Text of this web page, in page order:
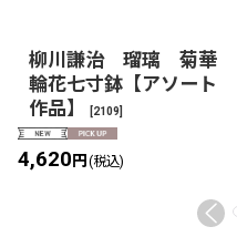
柳川謙治 瑠璃 菊華
輪花七寸鉢【アソート
作品】
[2109]
4,620円 (税込)